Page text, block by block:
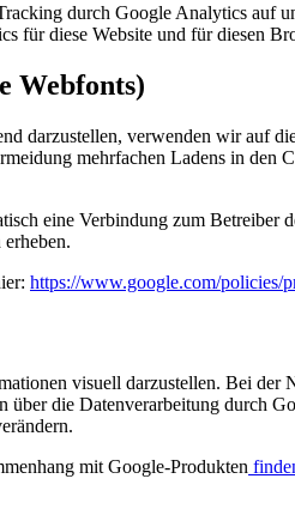
durch Google Analytics auf
für diese Website und für diesen
Webfonts)
darzustellen, verwenden wir auf
mehrfachen Ladens in den
eine Verbindung zum
https://www.google.com/policies/
visuell darzustellen. Bei
über die Datenverarbeitung durch
mit Google-Produkten